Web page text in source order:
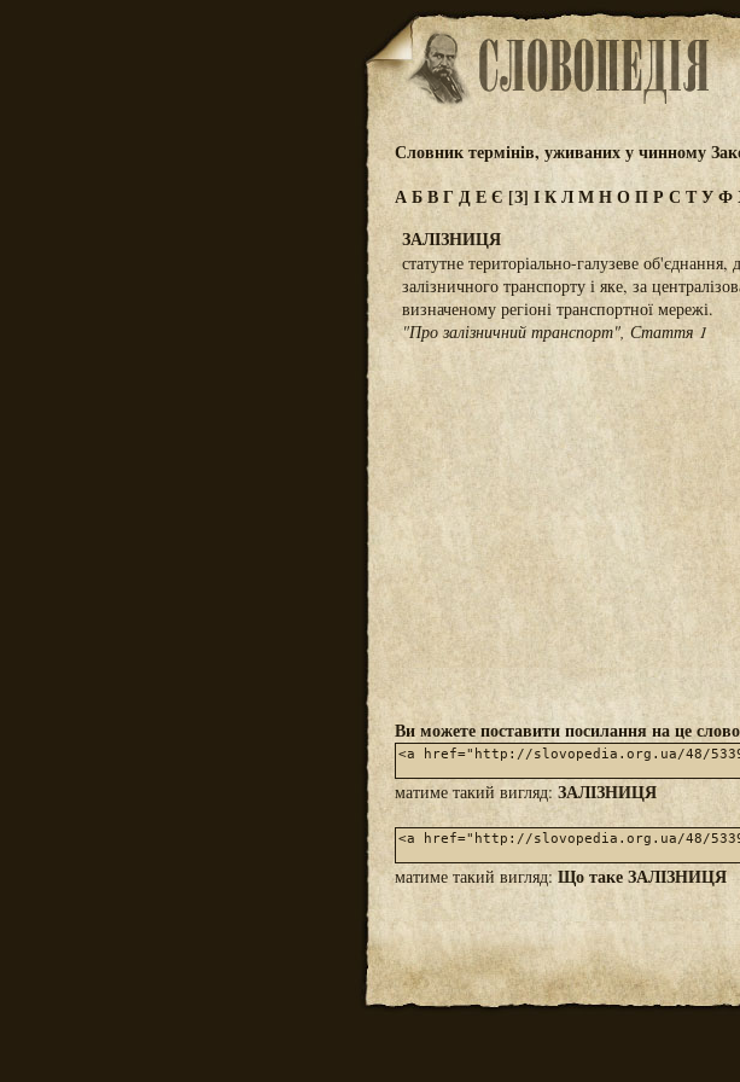
Словник термінів, уживаних у чинному
АБВГДЕЄ[З] ІКЛМНОПР С ТУФ
ЗАЛІЗНИЦЯ
статутне територіально-галузеве об'єднання,
залізничного транспорту і яке, за
визначеному регіоні транспортної мережі.
"Про залізничний транспорт", Стаття 1
Ви можете поставити посилання на це
матиме такий вигляд: ЗАЛІЗНИЦЯ
матиме такий вигляд:Що таке ЗАЛІЗНИЦЯ